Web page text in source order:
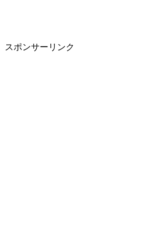
スポンサーリンク